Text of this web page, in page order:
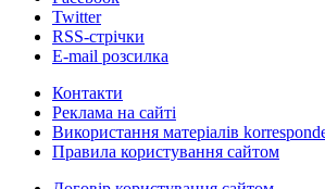
Twitter
RSS-стрічки
E-mail розсилка
Контакти
Реклама на сайті
Використання матеріалів
Правила користування сайтом